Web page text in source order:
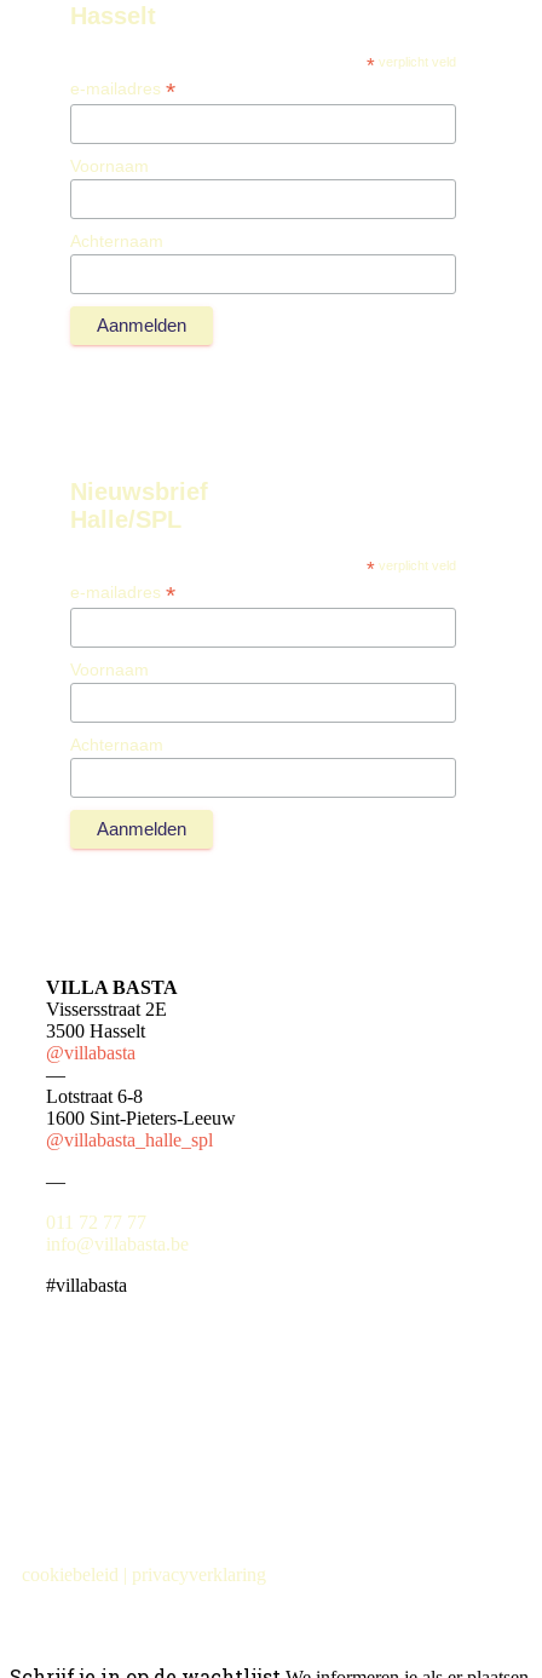
Hasselt
*verplicht veld
e-mailadres *
Voornaam
Achternaam
Nieuwsbrief
Halle/SPL
*verplicht veld
e-mailadres *
Voornaam
Achternaam
VILLA BASTA
Vissersstraat 2E
3500 Hasselt
@villabasta
—
Lotstraat 6-8
1600 Sint-Pieters-Leeuw
@villabasta_halle_spl
—
011 72 77 77
info@villabasta.be
#villabasta
cookiebeleid privacyverklaring